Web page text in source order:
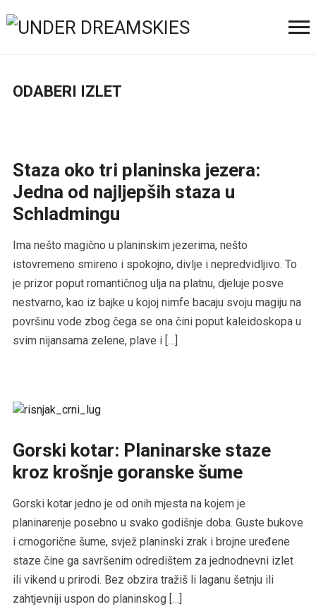
ODABERI IZLET
Staza oko tri planinska jezera:
Jedna od najljepših staza u
Schladmingu
Ima nešto magično u planinskim jezerima, nešto
istovremeno smireno i spokojno, divlje i nepredvidljivo. To
je prizor poput romantičnog ulja na platnu, djeluje posve
nestvarno, kao iz bajke u kojoj nimfe bacaju svoju magiju na
površinu vode zbog čega se ona čini poput kaleidoskopa u
svim nijansama zelene, plave i […]
Gorski kotar: Planinarske staze
kroz krošnje goranske šume
Gorski kotar jedno je od onih mjesta na kojem je
planinarenje posebno u svako godišnje doba. Guste bukove
i crnogorične šume, svjež planinski zrak i brojne uređene
staze čine ga savršenim odredištem za jednodnevni izlet
ili vikend u prirodi. Bez obzira tražiš li laganu šetnju ili
zahtjevniji uspon do planinskog […]